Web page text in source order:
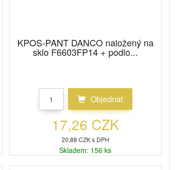
KPOS-PANT DANCO naložený na
sklo F6603FP14 + podlo...
Objednat
17,26 CZK
20,88 CZK s DPH
Skladem: 156 ks